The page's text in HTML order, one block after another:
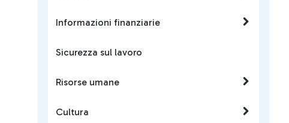
Informazioni finanziarie
Sicurezza sul lavoro
Risorse umane
Cultura